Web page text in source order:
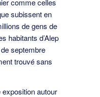
comme celles
subissent en
de gens de
habitants d’Alep
septembre
trouvé sans
exposition autour